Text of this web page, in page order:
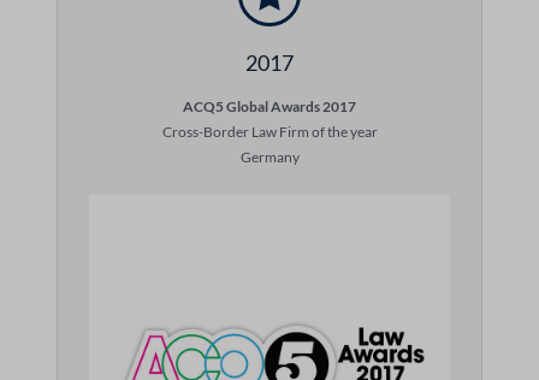
2017
ACQ5 Global Awards 2017
Cross-Border Law Firm of the year
Germany